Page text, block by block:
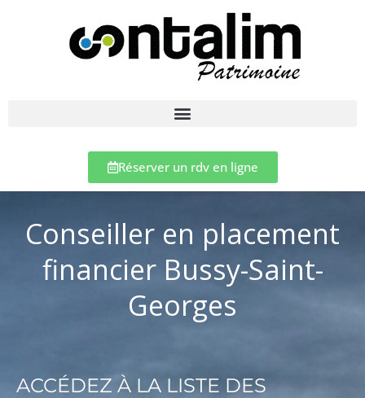
Réserver un rdv en ligne
Conseiller en placement
financier Bussy-Saint-
Georges
ACCÉDEZ À LA LISTE DES